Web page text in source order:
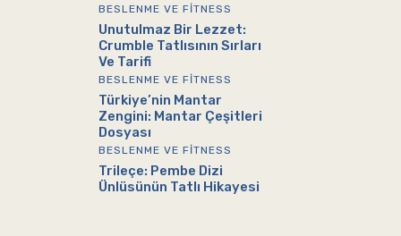
BESLENME VE FITNESS
Unutulmaz Bir Lezzet:
Crumble Tatlısının Sırları
Ve Tarifi
BESLENME VE FITNESS
Türkiye’nin Mantar
Zengini: Mantar Çeşitleri
Dosyası
BESLENME VE FITNESS
Trileçe: Pembe Dizi
Ünlüsünün Tatlı Hikayesi